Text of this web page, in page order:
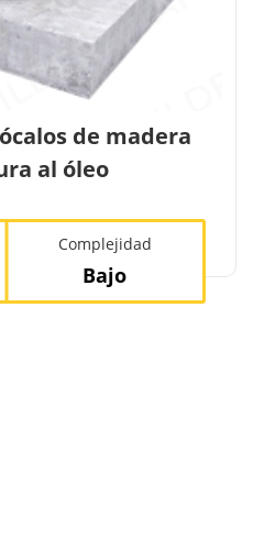
de madera
al óleo
Complejidad
Bajo